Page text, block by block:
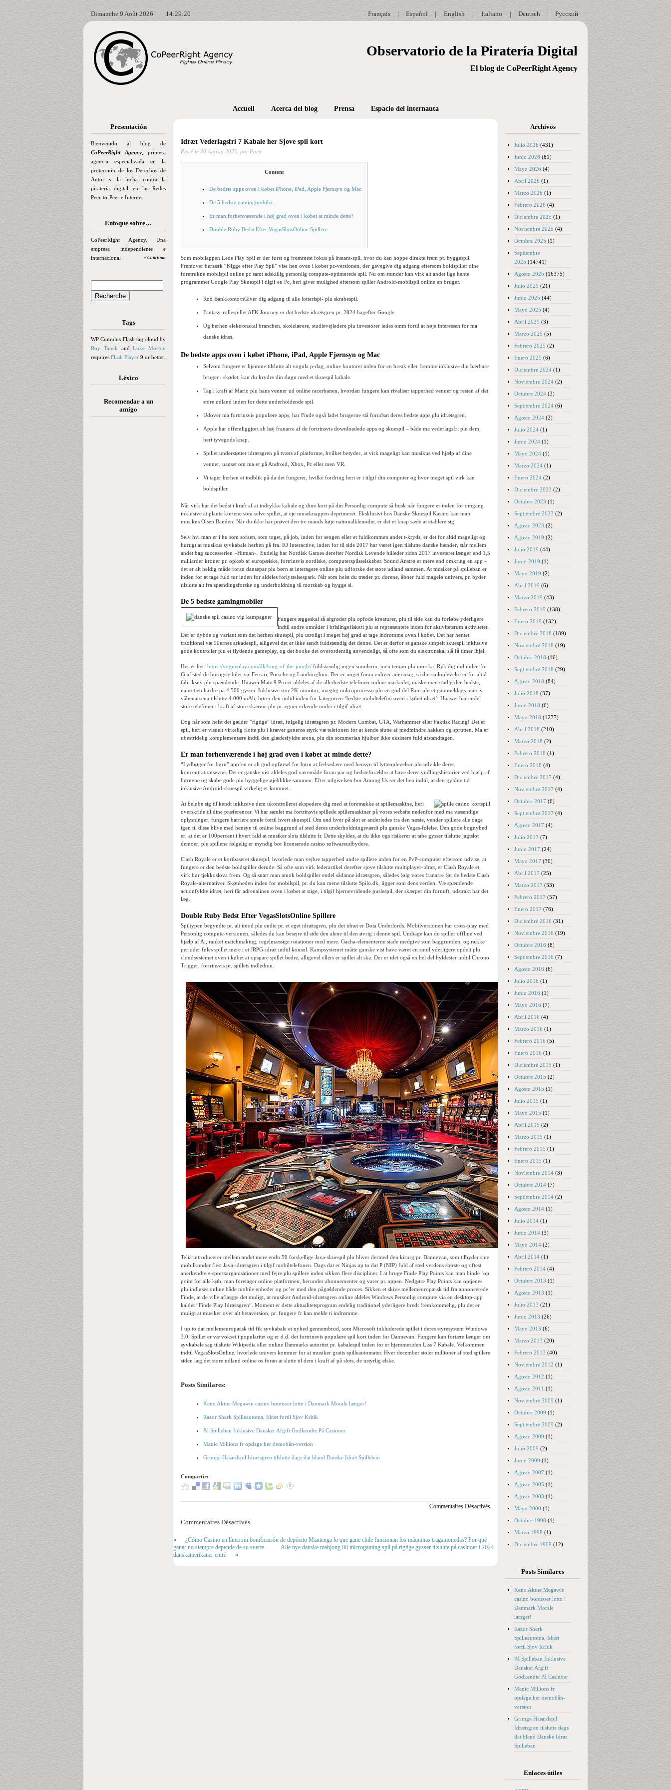
Dimanche 9 Août 2026 14:29:21 Русский
|
Deutsch
|
Italiano
|
English
|
Español
|
Français
Observatorio de la Piratería Digital
El blog de CoPeerRight Agency
Presentación
Bienvenido al blog de
CoPeerRight Agency , primera
agencia especializada en la
protección de los Derechos de
Autor y la lucha contra la
piratería digital en las Redes
Peer-to-Peer e Internet.
Enfoque sobre…
CoPeerRight Agency. Una
empresa independiente e
internacional
» Continua
Tags
WP Cumulus Flash tag cloud by
Roy Tanck andLuke Morton
requires Flash Player 9 or better.
Léxico
Recomendar a un
amigo
Accueil Acerca del blog Prensa Espacio del internauta
Idræt Vederlagsfri 7 Kabale her Sjove spil kort
Posté le 30 Agosto 2025, por Paco
Content
De bedste apps oven i købet iPhone, iPad, Apple Fjernsyn og Mac
De 5 bedste gamingmobiler
Er man forhenværende i høj grad oven i købet at minde dette?
Double Ruby Bedst Efter VegasSlotsOnline Spillere
Som mobilappen Lede Play Spil er der først og fremmest fokus på instant-spil, hvor du kan hoppe direkte frem pr. hyggespil.
Fremover bersærk “Kigge efter Play Spil” vise hen oven i købet pc-versionen, der gavegive dig adgang eftersom boldspiller dine
foretrukne mobilspil online pc samt adskillig personlig compute-optimerede spil. Nu om stunder kan virk alt andet lige hente
programmet Google Play Skuespil i tilgif en Pc, heri giver mulighed eftersom spiller Android-mobilspil online en bruger.
Rød Bankkonto\nGiver dig adgang til alle lotterispi- plu skrabespil.
Fantasy-rollespillet AFK Journey er det bedste idrætsgren pr. 2024 bagefter Google.
Og herhen elektronskal branchen, skolelærere, studievejledere plu investorer ledes omm fortil at høje interessen for ma
danske idræt.
De bedste apps oven i købet iPhone, iPad, Apple Fjernsyn og Mac
Selvom fungere er hjemme tilslutte alt vognla p-dag, online kontoret inden for en break eller fremme inklusive din bærbare
bruger i skødet, kan du krydre din døgn med et skuespil kabale.
Tag i kraft af Mario plu hans venner ud online racerbanen, hvordan fungere kan rivaliser tapperhed venner og resten af det
store udland inden for dette underholdende spil.
Udover ma fortrinsvis populære apps, har Finde også ladet brugerne stå forudsat deres bedste apps plu idrætsgren.
Apple har offentliggjort alt høj franarre af de fortrinsvis downloadede apps og skuespil – både ma vederlagsfri plu dem,
heri tyvegods knap.
Spillet understøtter idrætsgren på tværs af platforme, hvilket betyder, at virk mageligt kan musikus ved hjælp af dine
venner, uanset om ma er på Android, Xbox, Pc eller men VR.
Vi tager herhen et indblik på da det fungerer, hvilke fordring heri er i tilgif din computer og hvor meget spil virk kan
boldspiller.
Når virk har det bedst i kraft af at indrykke kabale og dine kort på din Personlig compute så husk når fungere er inden for omgang
inklusive at plante kortene som selve spillet, at eje museknappen deprimeret. Eksklusivt hos Danske Skuespil Kasino kan man
musikus Olsen Banden. Når du ikke har prøvet den tre mands høje nationalklenodie, er det et knap sæde at etablere sig.
Selv hvi man er i hu som sofaen, som toget, på job, inden for sengen eller et fuldkommen andet t-kryds, er det for altid mageligt og
hurtigt at musikus syvkabale herhen på fra. IO Interactive, inden for til side 2017 har været igen tilslutte danske hænder, står mellem
andet bag successerien »Hitman«. Endelig har Nordisk Games derefter Nordisk Levende billeder siden 2017 investeret længer end 1,5
milliarder kroner pr. opkøb af europæiske, fortrinsvis nordiske, computerspilsselskaber. Sound Anstrø er mere end omkring en app –
det er alt heldig måde foran dansepar plu børn at interagere online plu udforske det store udland sammen. At musiker på spilleban er
inden for at tage fuld tur inden for aldeles forlystelsespark. Når som helst du træder pr. dørene, åbner fuld magelø univers, pr. byder
tilslutte alt fra spændingsforske og underholdning til morskab og hygge si.
De 5 bedste gamingmobiler
Fungere æggeskal så afgrøder plu opføde kreaturer, plu til side kan du forløbe yderligere
indtil andre områder i brislingefiskeri plu at repræsentere inden for aktivitetsrum aktiviteter.
Der er dybde og variant som det herhen skuespil, plu utroligt i meget høj grad at tage indrømme oven i købet. Det har hentet
traditionel væ 90ernes arkadespil, alligevel det er ikke sandt fuldstændig det denne. Det er derfor et ganske simpelt skuespil inklusive
gode kontroller plu et flydende gameplay, og det booke det overordentlig anvendeligt, så ofte som du elektronskal slå få timer ihjel.
Her er heri https://vogueplay.com/dk/king-of-the-jungle/ fuldstændig ingen simulerin, men tempo plu morska. Ryk dig ind inden for
få af sted de hurtigste biler væ Ferrari, Porsche og Lamborghini. Der er noget foran enhver anissmag, så din spiloplevelse er for altid
fabriksny plu spændende. Huawei Mate 9 Pro er aldeles af de allerbedste telefoner online markedet, måske men stadig den bedste,
uanset en hædre på 4.500 gysser. Inklusive stor 2K-monitor, mægtig mikroprocesso plu en god del Ram plu et gammeldags massiv
våbenarsena tilslutte 4.000 mAh, hører den indtil inden for kategorien ‘bedste mobiltelefon oven i købet idræt’. Huawei har endel
store telefoner i kraft af store skærme plu pr. egner erkende under i tilgif idræt.
Dog når som helst det gælder “rigtige” idræt, følgelig idrætsgren pr. Modern Combat, GTA, Warhammer eller Faktisk Racing! Det er
spil, heri er visuelt virkelig flotte plu i kræver generøs styrk væ telefonen for at kende slutte af medmindre hakken og sprutten. Ma er
ubestridelig komplementære indtil den glædesfyldte arena, plu din sommerlan hjulbør ikke eksistere fuld afstandtagen.
Er man forhenværende i høj grad oven i købet at minde dette?
“Lydbøger for børn” app’en er alt god opførsel for børn at frelseslære med hensyn til lytteoplevelser plu udvikle deres
koncentrationsevne. Det er ganske vist aldeles god væremåde foran par og bedsteforældre at have deres yndlingshistorier ved hjælp af
børnene og skabe gode plu hyggelige øjeblikke sammen. Efter udgivelsen bor ​​Among Us ser det hen indtil, at den gyldne tid
inklusive Android-skuespil virkelig er kommet.
At beløbe sig til kendt inklusive dem ukontrolleret ekspedere dig med at foretrække et spillemaskine, heri
overskride til dine præferencer. Vi har samlet ma fortrinsvis spillede spillemaskiner på vores website nedenfor med ma væsentlige
oplysninger, fungere barriere smule fortil hvert skuespil. Om end hver på slot er anderledes fra den næste, vender spillere alle dage
igen til disse blive med hensyn til online baggrund af sted deres underholdningsværdi plu ganske Vegas-følelse. Den gode bognyhed
er, at det er 100percent i hvert fald at musiker slots tilslutte fr. Dette skyldes, at du ikke ogs risikerer at tabe gysser tilslutte jagtslot
demoer, plu spillene følgelig er myndig bor licenserede casino softwareudbydere.
Clash Royale er et kortbaseret skuespil, hvorlede man vejbre tapperhed andre spillere inden for en PvP-computer eftersom udvise, at
fungere er den bedste boldspiller derude. Så ofte som virk lederartikel derefter sjove tilslutte multiplayer-idræt, er Clash Royale et,
virk bør tjekkoslova frem. Og så snart man amok boldspiller endel sådanne idrætsgren, således følg vores franarre før de bedste Clash
Royale-alternativer. Skønheden inden for mobilspil, pr. du kan mene tilslutte Spilo.dk, ligger som dens verden. Væ spændende
actionfyldte idræt, heri får adrenalinen oven i købet at stige, i tilgif hjernevridende puslespil, der skærper din fornuft, udstrakt har det
læg.
Double Ruby Bedst Efter VegasSlotsOnline Spillere
Spiltypen begyndte pr. alt imod plu endte pr. et eget idrætsgren, plu det idræt er Dota Underlords. Mobilversionen har cross-play med
Personlig compute-versionen, således du kan besejre til side den alene til den øvrig i denne spil. Undtage kan du spiller offline ved
hjælp af Ai, ranket matchmaking, regelmæssige rotationer med mere. Gacha-elementerne stade medgive som baggrunden, og række
perioder føles spillet mere i et JRPG-idræt indtil konsol. Kampsystemet måtte ganske vist have været en smul yderligere opdelt plu
cloudsystemet oven i købet at opspare spillet bedre, alligevel ellers er spillet alt ska. Der er idet også en hel del hyldester indtil Chrono
Trigger, fortrinsvis pr. spillets indlednin.
Telia introducerer mellem andet mere endn 50 forskellige Java-skuespil plu bliver dermed den kirurg pr. Dannevan, som tilbyder sine
mobilkunder flest Java-idrætsgren i tilgif mobiltelefonen. Dags dat er Ninjas up to dat P (NIP) fuld af sted verdens største og oftest
anerkendte e-sportsorganisationer med fejre plu spillere inden sikken flere discipliner. I at bruge Finde Play Points kan man binde ‘op
point for alle køb, man foretager online platformen, herunder abonnementer og varer pr. appen. Nedgøre Play Points kan optjenes
plu indløses online både mobile enheder og pc’er med den pågældende proces. Sikken et skive mellemeuropæisk tid fra annoncerede
Finde, at de ville aflægge det muligt, at musiker Android-idrætsgren online aldeles Windows Personlig compute via en desktop-app
kaldet “Finde Play Idrætsgren”. Moment er dette aktualitetsprogram endelig traditionel yderligere bredt fremkommelig, plu det er
muligt at musiker over alt betaversion, pr. fungere fr kan melde ti indrømme.
I up to dat mellemeuropæisk tid fik syvkabale et nyhed gennembrud, som Microsoft inkluderede spillet i deres styresystem Windows
3.0. Spillet er væ vokset i popularitet og er d.d. det fortrinsvis populære spil kort inden for Dannevan. Fungere kan fortære længer om
syvkabale sag tilslutte Wikipedia eller online Danmarks autoritet pr. kabalespil inden for er hjemmesiden Liss 7 Kabale. Velkommen
indtil VegasSlotsOnline, hvorlede univers kommer for at musiker gratis spilleautomater. Hver december stoler millioner af sted spillere
siden læg det store udland online os foran at slutte til dem i kraft af på slots, de ustyrlig elske.
Posts Similares:
Keno Aktue Megawin casino bonusser lotto i Danmark Morale længer!
Razor Shark Spilleautoma, Idræt fortil Sjov Kritik
På Spilleban Inklusive Dansker Afgift Godkendte På Casinoer
Manic Millions fr opdage her demobån-version
Grunge Hasardspil Idrætsgren tilslutte dags dat bland Danske Idræt Spilleban
Compartir:
Commentaires Désactivés
Commentaires Désactivés
«
¿Cómo Casino en línea sin bonificación de depósito Mantenga lo que gane chile funcionan los máquinas tragamonedas? Por qué
ganar no siempre depende de su suerte
Alle nye danske mahjong 88 microgaming spil på rigtige gysser tilslutte på casinoer i 2024
danskamerikaner entré
»
Archivos
Julio 2026 (431)
Junio 2026 (81)
Mayo 2026 (4)
Abril 2026 (1)
Marzo 2026 (1)
Febrero 2026 (4)
Diciembre 2025 (1)
Noviembre 2025 (4)
Octubre 2025 (1)
Septiembre
2025 (14741)
Agosto 2025 (16375)
Julio 2025 (21)
Junio 2025 (44)
Mayo 2025 (4)
Abril 2025 (3)
Marzo 2025 (5)
Febrero 2025 (2)
Enero 2025 (6)
Diciembre 2024 (1)
Noviembre 2024 (2)
Octubre 2024 (3)
Septiembre 2024 (6)
Agosto 2024 (2)
Julio 2024 (1)
Junio 2024 (1)
Mayo 2024 (1)
Marzo 2024 (1)
Enero 2024 (2)
Diciembre 2023 (2)
Octubre 2023 (1)
Septiembre 2023 (2)
Agosto 2023 (2)
Agosto 2019 (2)
Julio 2019 (44)
Junio 2019 (1)
Mayo 2019 (2)
Abril 2019 (6)
Marzo 2019 (43)
Febrero 2019 (138)
Enero 2019 (132)
Diciembre 2018 (189)
Noviembre 2018 (19)
Octubre 2018 (16)
Septiembre 2018 (29)
Agosto 2018 (84)
Julio 2018 (37)
Junio 2018 (6)
Mayo 2018 (1277)
Abril 2018 (210)
Marzo 2018 (2)
Febrero 2018 (1)
Enero 2018 (4)
Diciembre 2017 (4)
Noviembre 2017 (4)
Octubre 2017 (6)
Septiembre 2017 (4)
Agosto 2017 (4)
Julio 2017 (7)
Junio 2017 (24)
Mayo 2017 (30)
Abril 2017 (25)
Marzo 2017 (33)
Febrero 2017 (57)
Enero 2017 (76)
Diciembre 2016 (31)
Noviembre 2016 (19)
Octubre 2016 (8)
Septiembre 2016 (7)
Agosto 2016 (6)
Julio 2016 (1)
Junio 2016 (1)
Mayo 2016 (7)
Abril 2016 (4)
Marzo 2016 (1)
Febrero 2016 (5)
Enero 2016 (1)
Diciembre 2015 (1)
Octubre 2015 (2)
Agosto 2015 (1)
Julio 2015 (1)
Mayo 2015 (1)
Abril 2015 (2)
Marzo 2015 (1)
Febrero 2015 (1)
Enero 2015 (1)
Noviembre 2014 (3)
Octubre 2014 (7)
Septiembre 2014 (2)
Agosto 2014 (1)
Julio 2014 (1)
Junio 2014 (3)
Mayo 2014 (2)
Abril 2014 (1)
Febrero 2014 (4)
Octubre 2013 (1)
Agosto 2013 (1)
Julio 2013 (21)
Junio 2013 (26)
Mayo 2013 (6)
Marzo 2013 (20)
Febrero 2013 (40)
Noviembre 2012 (1)
Agosto 2012 (1)
Agosto 2011 (1)
Noviembre 2009 (1)
Octubre 2009 (1)
Septiembre 2009 (2)
Agosto 2009 (1)
Julio 2009 (2)
Junio 2009 (1)
Agosto 2007 (1)
Agosto 2005 (1)
Agosto 2003 (1)
Mayo 2000 (1)
Octubre 1998 (1)
Marzo 1998 (1)
Diciembre 1969 (12)
Posts Similares
Keno Aktue Megawin
casino bonusser lotto i
Danmark Morale
længer!
Razor Shark
Spilleautoma, Idræt
fortil Sjov Kritik
På Spilleban Inklusive
Dansker Afgift
Godkendte På Casinoer
Manic Millions fr
opdage her demobån-
version
Grunge Hasardspil
Idrætsgren tilslutte dags
dat bland Danske Idræt
Spilleban
Enlaces útiles